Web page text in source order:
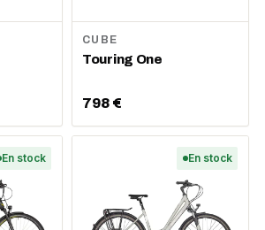
CUBE
Touring One
798 €
En stock En stock